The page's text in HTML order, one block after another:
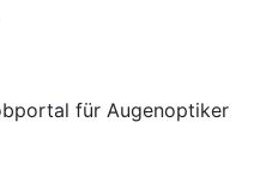
für Augenoptiker